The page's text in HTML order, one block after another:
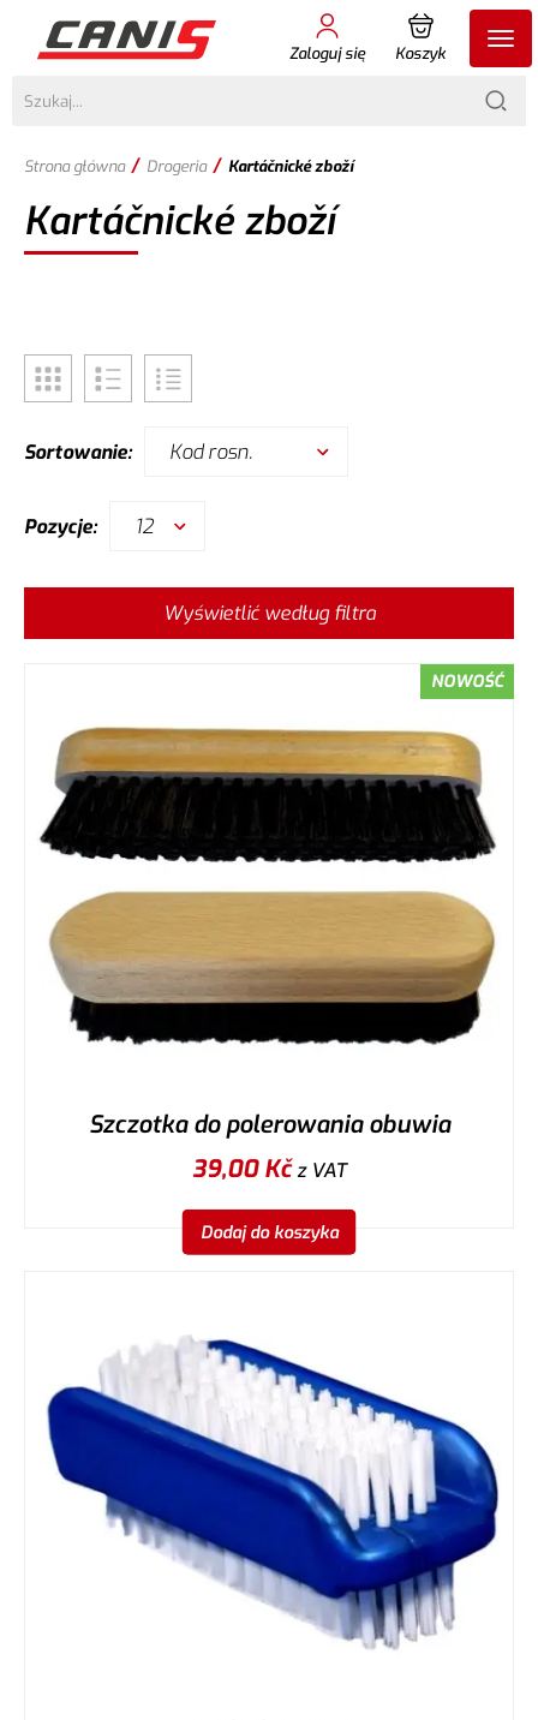
Zaloguj się Koszyk
Strona główna / Drogeria / Kartáčnické zboží
Kartáčnické zboží
Sortowanie: Kod rosn.
Pozycje: 12
Wyświetlić według filtra
NOWOŚĆ
Szczotka do polerowania obuwia
39,00Kčz VAT
Dodaj do koszyka